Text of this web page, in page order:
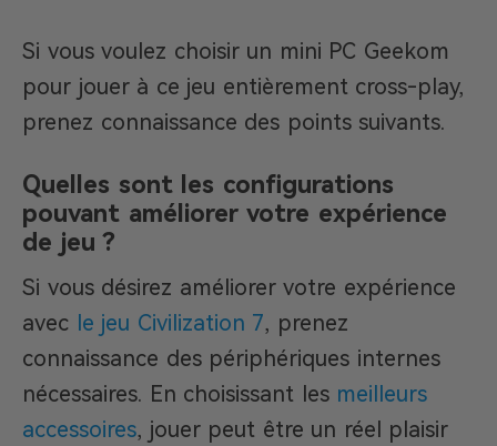
Si vous voulez choisir un mini PC Geekom
pour jouer à ce jeu entièrement cross-play,
prenez connaissance des points suivants.
Quelles sont les configurations
pouvant améliorer votre expérience
de jeu ?
Si vous désirez améliorer votre expérience
avec le jeu Civilization 7, prenez
connaissance des périphériques internes
nécessaires. En choisissant les meilleurs
accessoires, jouer peut être un réel plaisir